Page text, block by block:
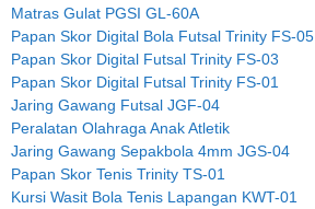
Matras Gulat PGSI GL-60A
Papan Skor Digital Bola Futsal Trinity FS-05
Papan Skor Digital Futsal Trinity FS-03
Papan Skor Digital Futsal Trinity FS-01
Jaring Gawang Futsal JGF-04
Peralatan Olahraga Anak Atletik
Jaring Gawang Sepakbola 4mm JGS-04
Papan Skor Tenis Trinity TS-01
Kursi Wasit Bola Tenis Lapangan KWT-01